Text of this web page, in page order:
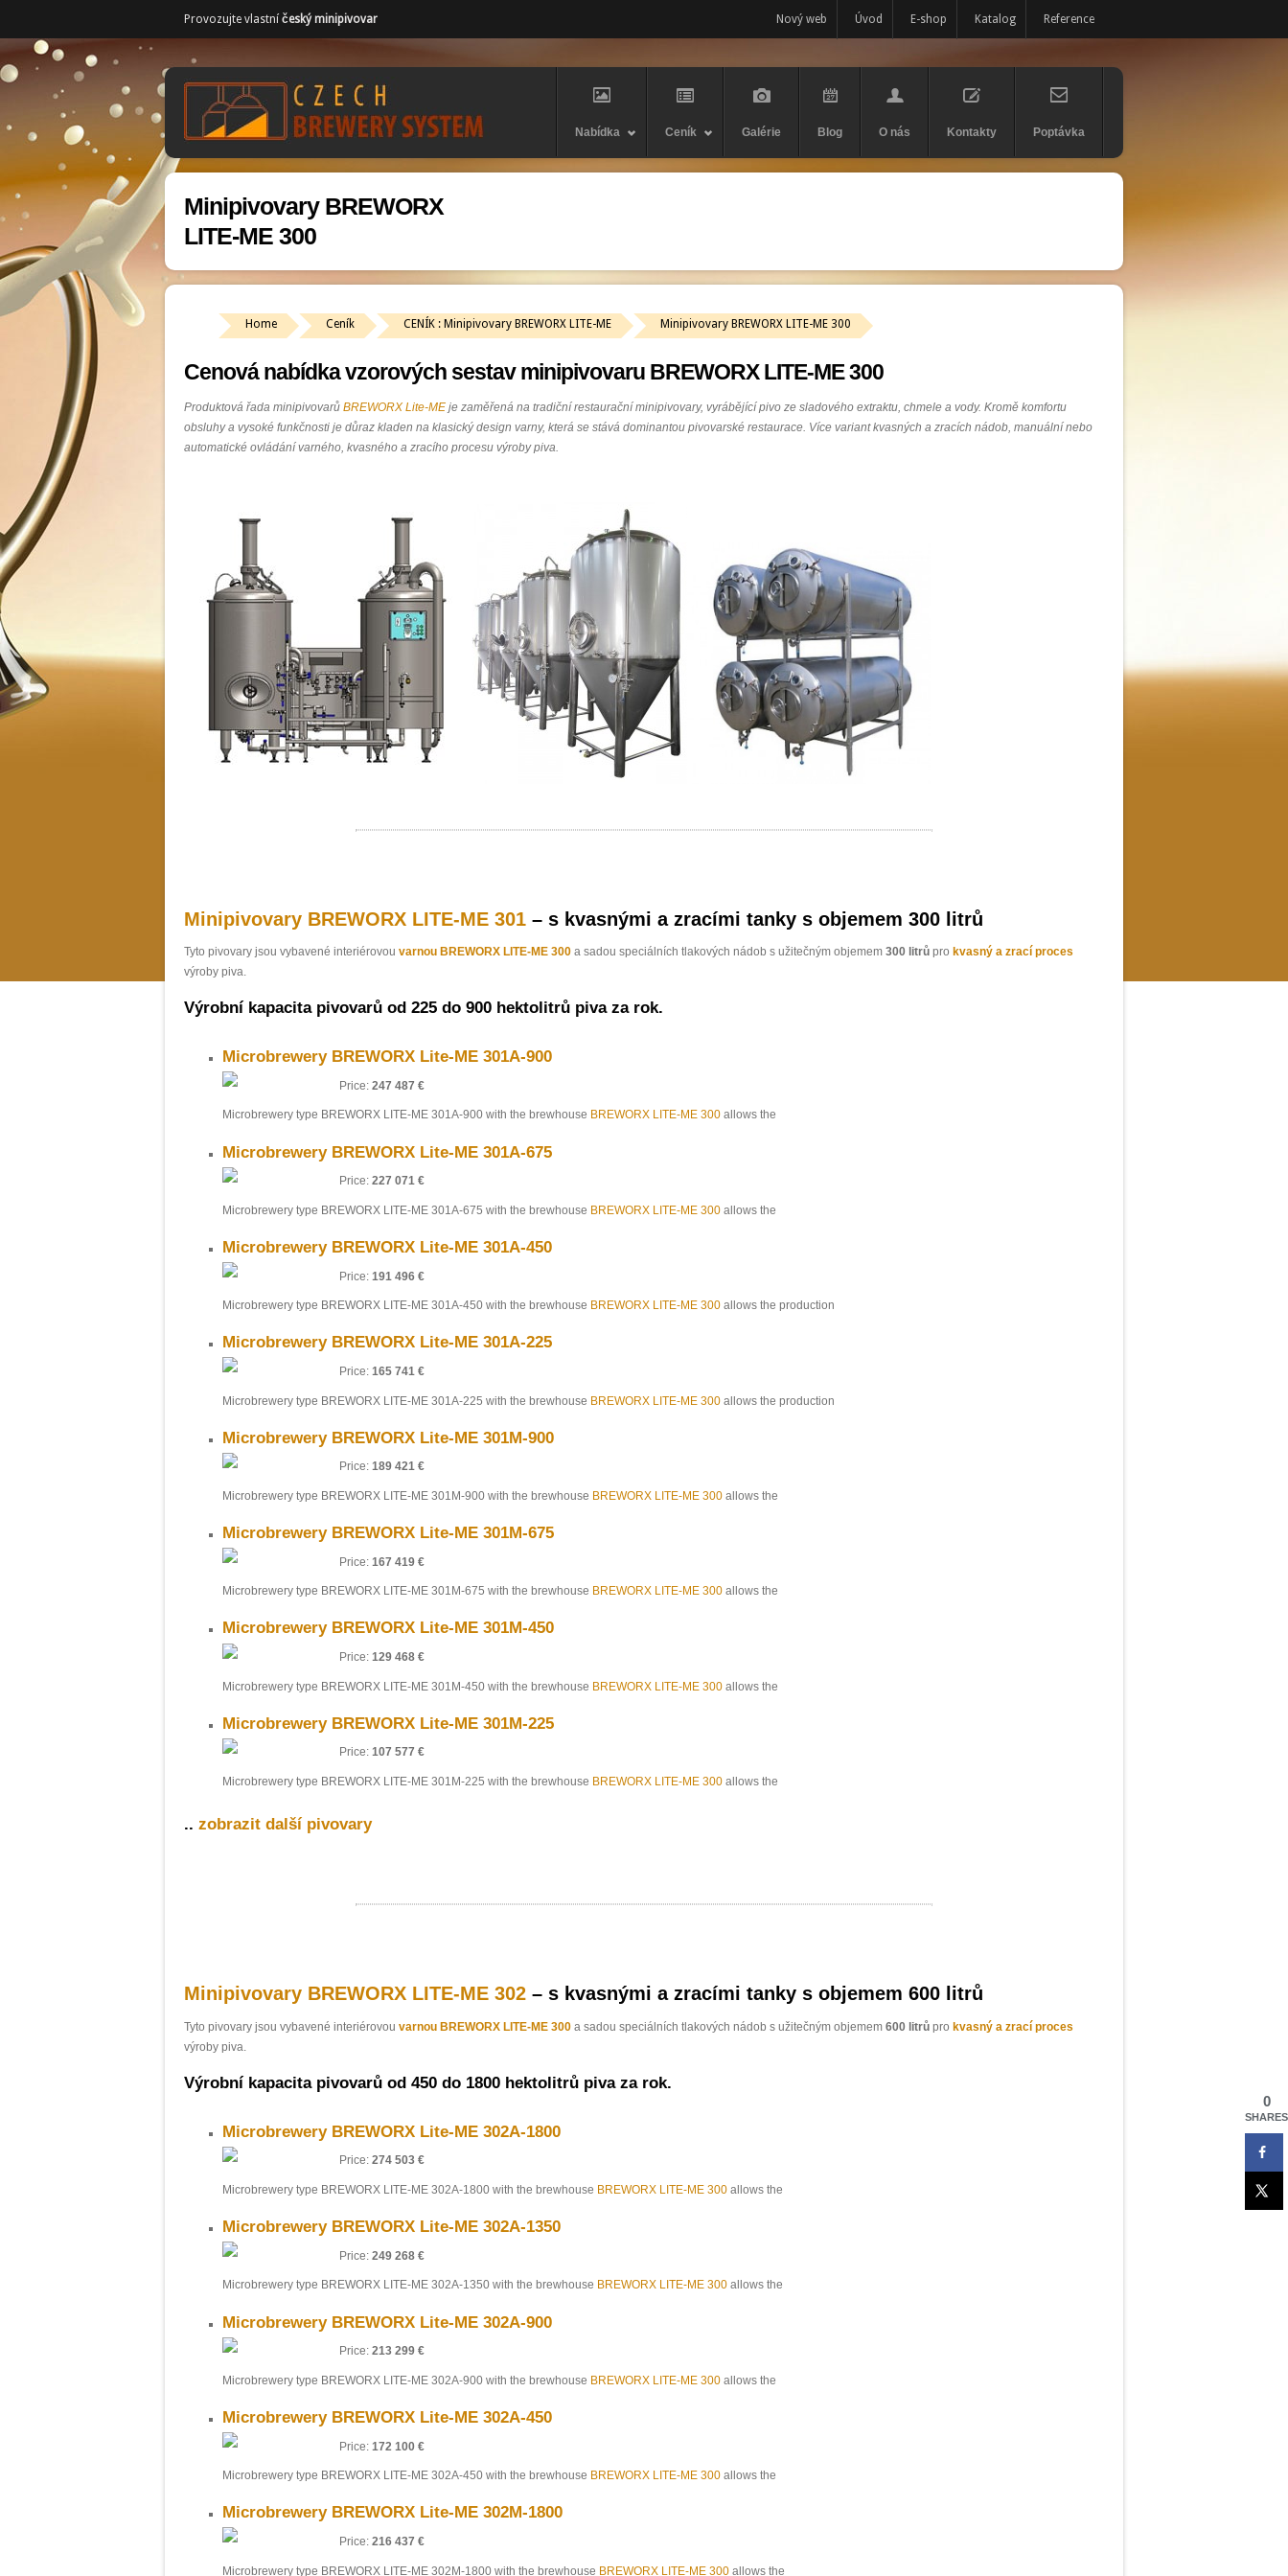
Provozujte vlastní český minipivovar Nový web Úvod E-shop Katalog Reference
Nabídka Ceník Galérie Blog O nás Kontakty Poptávka
Minipivovary BREWORX
LITE-ME 300
Home Ceník CENÍK : Minipivovary BREWORX LITE-ME Minipivovary BREWORX LITE-ME 300
Cenová nabídka vzorových sestav minipivovaru BREWORX LITE-ME 300
Produktová řada minipivovarů BREWORX Lite-ME je zaměřená na tradiční restaurační minipivovary, vyrábějící pivo ze sladového extraktu, chmele a vody. Kromě komfortu
obsluhy a vysoké funkčnosti je důraz kladen na klasický design varny, která se stává dominantou pivovarské restaurace. Více variant kvasných a zracích nádob, manuální nebo
automatické ovládání varného, kvasného a zracího procesu výroby piva.
Minipivovary BREWORX LITE-ME 301 – s kvasnými a zracími tanky s objemem 300 litrů
Tyto pivovary jsou vybavené interiérovou varnou BREWORX LITE-ME 300 a sadou speciálních tlakových nádob s užitečným objemem 300 litrů pro kvasný a zrací proces
výroby piva.
Výrobní kapacita pivovarů od 225 do 900 hektolitrů piva za rok.
Microbrewery BREWORX Lite-ME 301A-900
Price: 247 487 €
Microbrewery type BREWORX LITE-ME 301A-900 with the brewhouse BREWORX LITE-ME 300 allows the
Microbrewery BREWORX Lite-ME 301A-675
Price: 227 071 €
Microbrewery type BREWORX LITE-ME 301A-675 with the brewhouse BREWORX LITE-ME 300 allows the
Microbrewery BREWORX Lite-ME 301A-450
Price: 191 496 €
Microbrewery type BREWORX LITE-ME 301A-450 with the brewhouse BREWORX LITE-ME 300 allows the production
Microbrewery BREWORX Lite-ME 301A-225
Price: 165 741 €
Microbrewery type BREWORX LITE-ME 301A-225 with the brewhouse BREWORX LITE-ME 300 allows the production
Microbrewery BREWORX Lite-ME 301M-900
Price: 189 421 €
Microbrewery type BREWORX LITE-ME 301M-900 with the brewhouse BREWORX LITE-ME 300 allows the
Microbrewery BREWORX Lite-ME 301M-675
Price: 167 419 €
Microbrewery type BREWORX LITE-ME 301M-675 with the brewhouse BREWORX LITE-ME 300 allows the
Microbrewery BREWORX Lite-ME 301M-450
Price: 129 468 €
Microbrewery type BREWORX LITE-ME 301M-450 with the brewhouse BREWORX LITE-ME 300 allows the
Microbrewery BREWORX Lite-ME 301M-225
Price: 107 577 €
Microbrewery type BREWORX LITE-ME 301M-225 with the brewhouse BREWORX LITE-ME 300 allows the
.. zobrazit další pivovary
Minipivovary BREWORX LITE-ME 302 – s kvasnými a zracími tanky s objemem 600 litrů
Tyto pivovary jsou vybavené interiérovou varnou BREWORX LITE-ME 300 a sadou speciálních tlakových nádob s užitečným objemem 600 litrů pro kvasný a zrací proces
výroby piva.
Výrobní kapacita pivovarů od 450 do 1800 hektolitrů piva za rok.
Microbrewery BREWORX Lite-ME 302A-1800
Price: 274 503 €
Microbrewery type BREWORX LITE-ME 302A-1800 with the brewhouse BREWORX LITE-ME 300 allows the
Microbrewery BREWORX Lite-ME 302A-1350
Price: 249 268 €
Microbrewery type BREWORX LITE-ME 302A-1350 with the brewhouse BREWORX LITE-ME 300 allows the
Microbrewery BREWORX Lite-ME 302A-900
Price: 213 299 €
Microbrewery type BREWORX LITE-ME 302A-900 with the brewhouse BREWORX LITE-ME 300 allows the
Microbrewery BREWORX Lite-ME 302A-450
Price: 172 100 €
Microbrewery type BREWORX LITE-ME 302A-450 with the brewhouse BREWORX LITE-ME 300 allows the
Microbrewery BREWORX Lite-ME 302M-1800
Price: 216 437 €
Microbrewery type BREWORX LITE-ME 302M-1800 with the brewhouse BREWORX LITE-ME 300 allows the
0
SHARES